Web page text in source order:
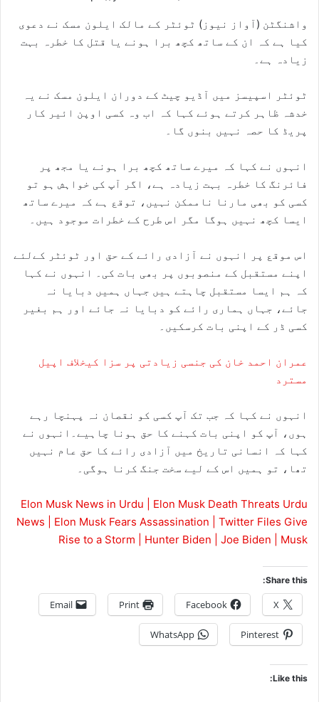
واشنگٹن (آواز نیوز) ٹوئٹر کے مالک ایلون مسک نے دعوی
کیا ہے کہ ان کے ساتھ کچھ برا ہونے یا قتل کا خطرہ بہت
زیادہ ہے۔
ٹوئٹر اسپیسز میں آڈیو چیٹ کے دوران ایلون مسک نے یہ
خدشہ ظاہر کرتے ہوئے کہا کہ اب وہ کسی اوپن ائیر کار
پریڈ کا حصہ نہیں بنوں گا۔
انہوں نے کہا کہ میرے ساتھ کچھ برا ہونے یا مجھ پر
فائرنگ کا خطرہ بہت زیادہ ہے، اگر آپ کی خواہش ہو تو
کسی کو بھی مارنا ناممکن نہیں، توقع ہے کہ میرے ساتھ
ایسا کچھ نہیں ہوگا مگر اس طرح کے خطرات موجود ہیں۔
اس موقع پر انہوں نے آزادی رائے کے حق اور ٹوئٹر کےلئے
اپنے مستقبل کے منصوبوں پر بھی بات کی۔ انہوں نے کہا
کہ ہم ایسا مستقبل چاہتے ہیں جہاں ہمیں دبایا نہ
جائے، جہاں ہماری رائے کو دبایا نہ جائے اور ہم بغیر
کسی ڈر کے اپنی بات کرسکیں۔
عمران احمد خان کی جنسی زیادتی پر سزا کیخلاف اپیل
مسترد
انہوں نے کہا کہ جب تک آپ کسی کو نقصان نہ پہنچا رہے
ہوں، آپ کو اپنی بات کہنے کا حق ہونا چاہیے۔انہوں نے
کہا کہ انسانی تاریخ میں آزادی رائے کا حق عام نہیں
تھا، تو ہمیں اس کے لیے سخت جنگ کرنا ہوگی۔
Elon Musk News in Urdu | Elon Musk Death Threats Urdu
News | Elon Musk Fears Assassination | Twitter Files Give
Rise to a Storm | Hunter Biden | Joe Biden | Musk
Share this:
X
Facebook
Print
Email
Pinterest
WhatsApp
Like this: